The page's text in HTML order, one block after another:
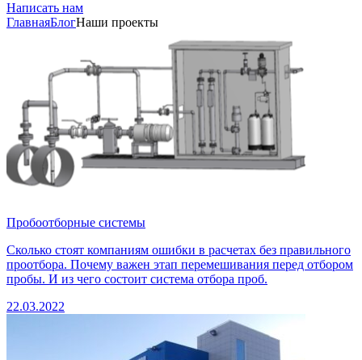
Написать нам
ГлавнаяБлогНаши проекты
Пробоотборные системы
Сколько стоят компаниям ошибки в расчетах без правильного
проотбора. Почему важен этап перемешивания перед отбором
пробы. И из чего состоит система отбора проб.
22.03.2022